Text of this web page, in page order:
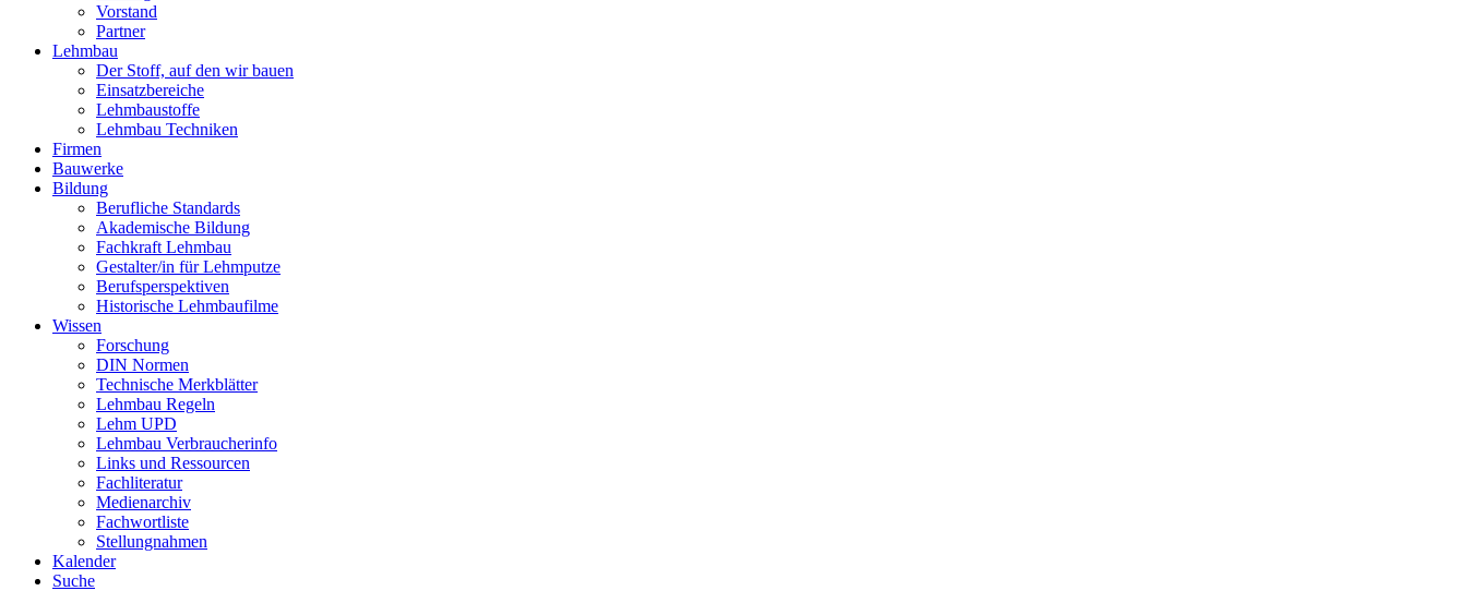
Vorstand
Partner
Lehmbau
Der Stoff, auf den wir bauen
Einsatzbereiche
Lehmbaustoffe
Lehmbau Techniken
Firmen
Bauwerke
Bildung
Berufliche Standards
Akademische Bildung
Fachkraft Lehmbau
Gestalter/in für Lehmputze
Berufsperspektiven
Historische Lehmbaufilme
Wissen
Forschung
DIN Normen
Technische Merkblätter
Lehmbau Regeln
Lehm UPD
Lehmbau Verbraucherinfo
Links und Ressourcen
Fachliteratur
Medienarchiv
Fachwortliste
Stellungnahmen
Kalender
Suche